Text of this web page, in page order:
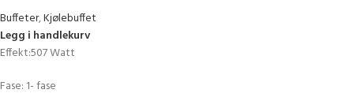
Buffeter,Kjølebuffet
Legg i handlekurv
Effekt:507 Watt
Fase: 1- fase